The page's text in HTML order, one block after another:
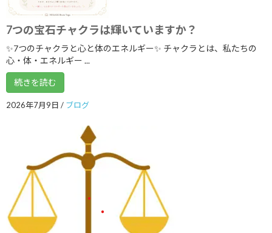
2019年8月
2019年7月
2019年2月
2019年1月
2018年12月
2018年6月
2018年5月
2018年4月
2018年3月
7つの宝石チャクラは輝いていますか？
✨7つのチャクラと心と体のエネルギー✨ チャクラとは、私たちの
心・体・エネルギー ...
続きを読む
2026年7月9日 / ブログ